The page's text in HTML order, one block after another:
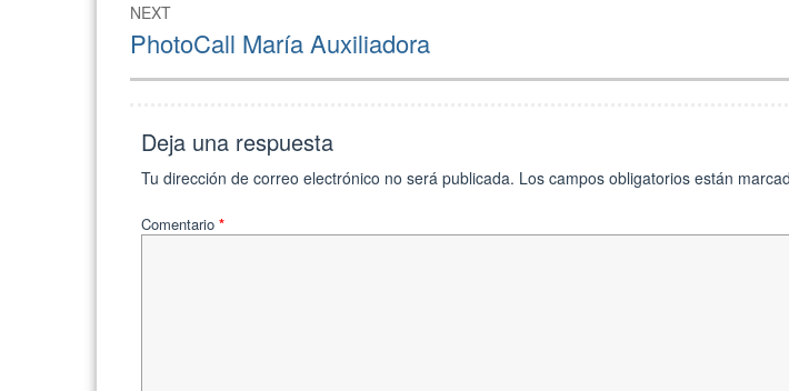
NEXT
Next
post:
PhotoCall María Auxiliadora
Deja una respuesta
Tu dirección de correo electrónico no será publicada. Los campos obligatorios están
Comentario *